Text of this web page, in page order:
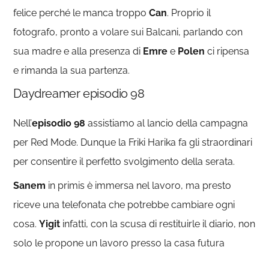
felice perché le manca troppoCan. Proprio il
fotografo, pronto a volare sui Balcani, parlando con
sua madre e alla presenza di Emre e Polen ci ripensa
e rimanda la sua partenza.
Daydreamer episodio 98
Nell’episodio 98 assistiamo al lancio della campagna
per Red Mode. Dunque la Friki Harika fa gli straordinari
per consentire il perfetto svolgimento della serata.
Sanem in primis è immersa nel lavoro, ma presto
riceve una telefonata che potrebbe cambiare ogni
cosa.Yigit infatti, con la scusa di restituirle il diario, non
solo le propone un lavoro presso la casa futura